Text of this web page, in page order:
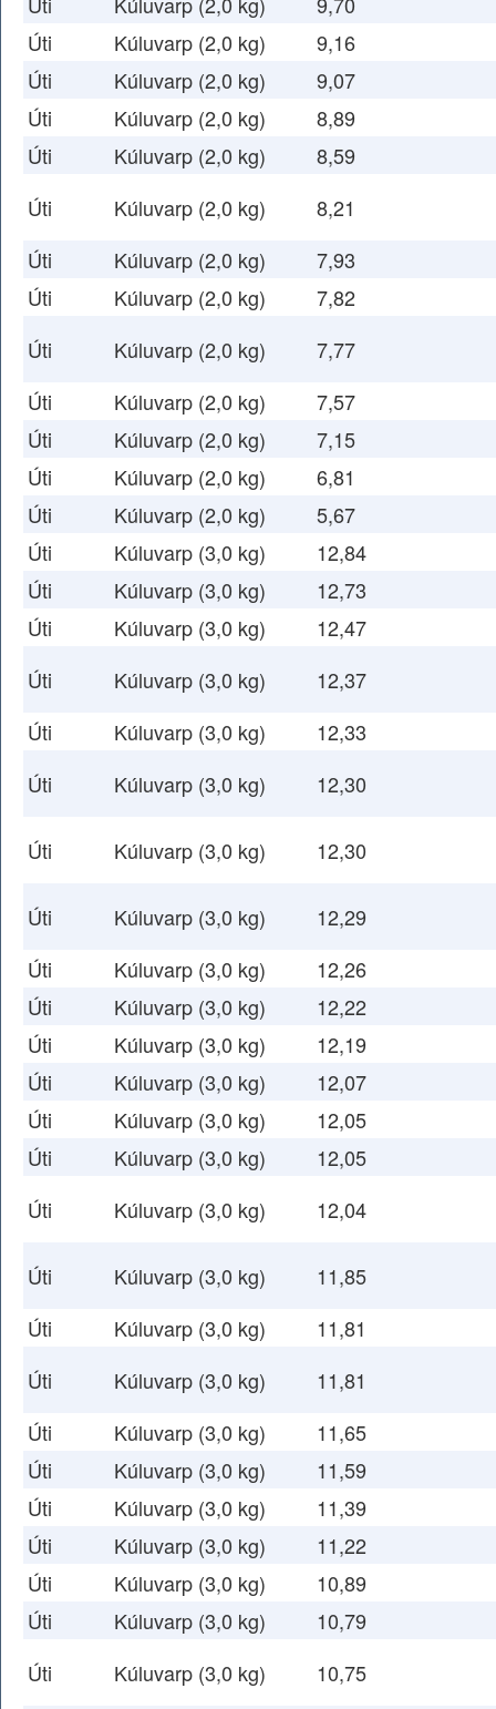
Úti
Kúluvarp (2,0 kg)
9,16
Úti
Kúluvarp (2,0 kg)
9,07
Úti
Kúluvarp (2,0 kg)
8,89
Úti
Kúluvarp (2,0 kg)
8,59
Úti
Kúluvarp (2,0 kg)
8,21
Úti
Kúluvarp (2,0 kg)
7,93
Úti
Kúluvarp (2,0 kg)
7,82
Úti
Kúluvarp (2,0 kg)
7,77
Úti
Kúluvarp (2,0 kg)
7,57
Úti
Kúluvarp (2,0 kg)
7,15
Úti
Kúluvarp (2,0 kg)
6,81
Úti
Kúluvarp (2,0 kg)
5,67
Úti
Kúluvarp (3,0 kg)
12,84
Úti
Kúluvarp (3,0 kg)
12,73
Úti
Kúluvarp (3,0 kg)
12,47
Úti
Kúluvarp (3,0 kg)
12,37
Úti
Kúluvarp (3,0 kg)
12,33
Úti
Kúluvarp (3,0 kg) 12,30
Úti Kúluvarp (3,0 kg) 12,30
Úti Kúluvarp (3,0 kg)
12,29
Úti
Kúluvarp (3,0 kg)
12,26
Úti
Kúluvarp (3,0 kg)
12,22
Úti
Kúluvarp (3,0 kg)
12,19
Úti
Kúluvarp (3,0 kg)
12,07
Úti
Kúluvarp (3,0 kg)
12,05
Úti
Kúluvarp (3,0 kg)
12,05
Úti
Kúluvarp (3,0 kg) 12,04
Úti Kúluvarp (3,0 kg)
11,85
Úti
Kúluvarp (3,0 kg)
11,81
Úti
Kúluvarp (3,0 kg)
11,81
Úti
Kúluvarp (3,0 kg)
11,65
Úti
Kúluvarp (3,0 kg)
11,59
Úti
Kúluvarp (3,0 kg)
11,39
Úti
Kúluvarp (3,0 kg)
11,22
Úti
Kúluvarp (3,0 kg)
10,89
Úti
Kúluvarp (3,0 kg)
10,79
Úti
Kúluvarp (3,0 kg)
10,75